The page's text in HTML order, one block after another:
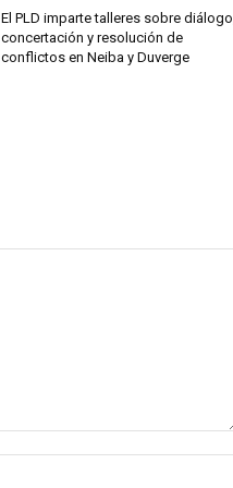
El PLD imparte talleres sobre diálogo,
concertación y resolución de
conflictos en Neiba y Duverge